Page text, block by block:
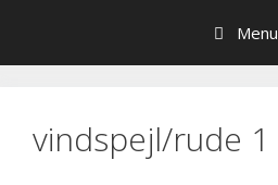
indhold
Menu
vindspejl/rude 1